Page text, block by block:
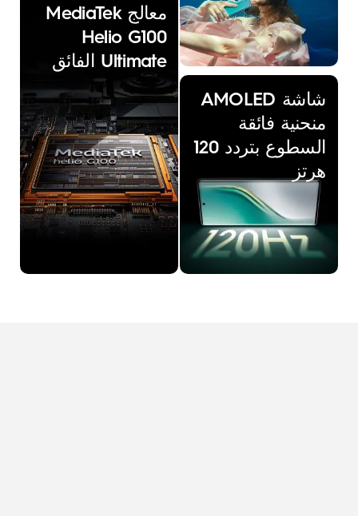
معالج MediaTek
Helio G100
Ultimate الفائق
شاشة AMOLED
منحنية فائقة
السطوع بتردد 120
هرتز